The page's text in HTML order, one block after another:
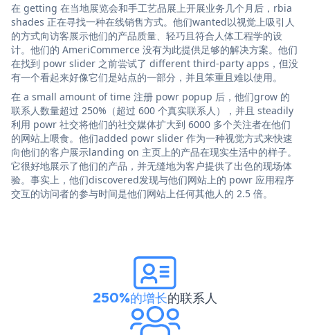
在 getting 在当地展览会和手工艺品展上开展业务几个月后，rbia
shades 正在寻找一种在线销售方式。他们wanted以视觉上吸引人
的方式向访客展示他们的产品质量、轻巧且符合人体工程学的设
计。他们的 AmeriCommerce 没有为此提供足够的解决方案。他们
在找到 powr slider 之前尝试了 different third-party apps，但没
有一个看起来好像它们是站点的一部分，并且笨重且难以使用。
在 a small amount of time 注册 powr popup 后，他们grow 的
联系人数量超过 250%（超过 600 个真实联系人），并且 steadily
利用 powr 社交将他们的社交媒体扩大到 6000 多个关注者在他们
的网站上喂食。他们added powr slider 作为一种视觉方式来快速
向他们的客户展示landing on 主页上的产品在现实生活中的样子。
它很好地展示了他们的产品，并无缝地为客户提供了出色的现场体
验。事实上，他们discovered发现与他们网站上的 powr 应用程序
交互的访问者的参与时间是他们网站上任何其他人的 2.5 倍。
250%的增长的联系人